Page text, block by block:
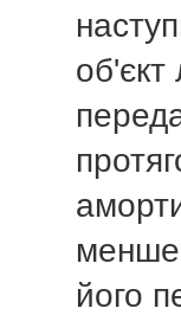
об'єкт
менше
його